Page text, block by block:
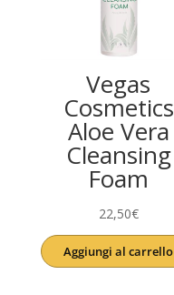
Vegas
Cosmetics
Aloe Vera
Cleansing
Foam
22,50€
Aggiungi al carrello